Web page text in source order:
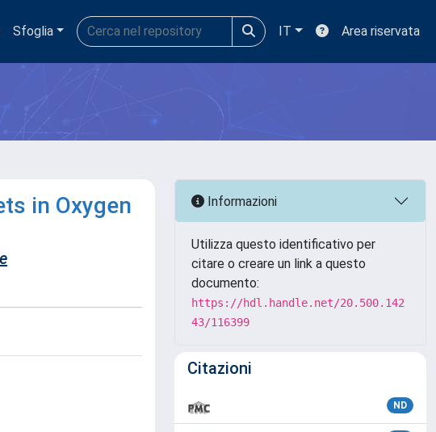
Sfoglia IT Area riservata
in Oxygen
Informazioni
Utilizza questo identificativo per
citare o creare un link a questo
documento:
https://hdl.handle.net/20.500.142
43/116399
Citazioni
ND